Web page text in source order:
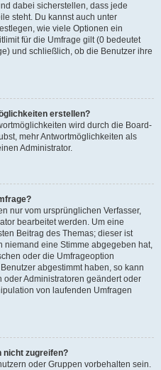
dabei sicherstellen, dass jede
steht. Du kannst auch unter
wie viele Optionen ein
für die Umfrage gilt (0 bedeutet
und schließlich, ob die Benutzer ihre
erstellen?
wird durch die Board-
mehr Antwortmöglichkeiten als
Administrator.
nur vom ursprünglichen Verfasser,
bearbeitet werden. Um eine
Beitrag des Themas; dieser ist
niemand eine Stimme abgegeben hat,
oder die Umfrageoption
abgestimmt haben, so kann
Administratoren geändert oder
von laufenden Umfragen
nicht zugreifen?
oder Gruppen vorbehalten sein.